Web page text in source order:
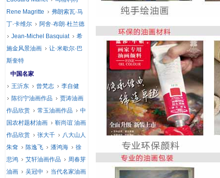
Rene Magritte
弗朗索瓦·马
丁·卡维尔
阿舍·布朗·杜兰德
Jean-Michel Basquiat
希
施金风景油画
让·米歇尔·巴
斯奎特
中国名家
王沂东
曾梵志
李自健
陈衍宁油画作品
贾涛油画
作品欣赏
常玉油画作品
中
国农村题材油画
靳尚谊 油画
作品欣赏
张大千
八大山人
朱耷
陈逸飞 潘鸿海
徐
悲鸿
艾轩油画作品
周春芽
油画
吴冠中
当代名家油画